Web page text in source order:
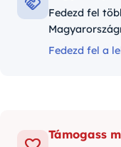
Fedezd fel
Fedezd fel a
Támogass